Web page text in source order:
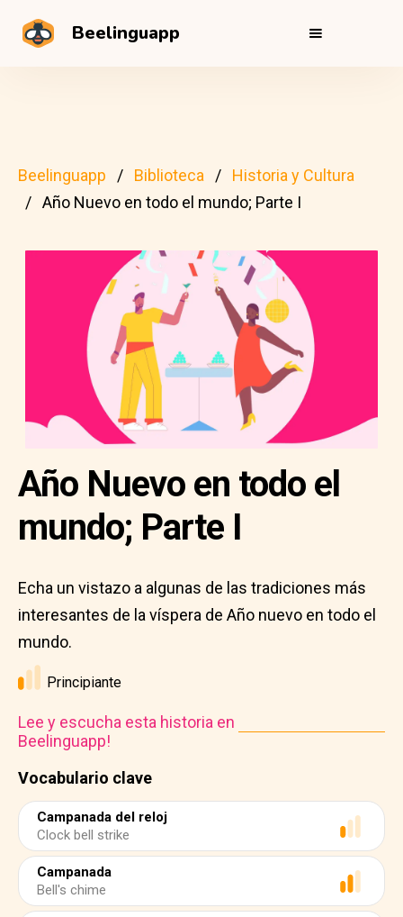
Beelinguapp
Beelinguapp Biblioteca
Historia y Cultura
Año Nuevo en todo el mundo; Parte I
Vocabulario clave
Campanada del reloj
Clock bell strike
Campanada
Bell's chime
Año Nuevo en todo el
mundo; Parte I
Echa un vistazo a algunas de las tradiciones más
interesantes de la víspera de Año nuevo en todo el
mundo.
Principiante
Lee y escucha esta historia en
Beelinguapp!